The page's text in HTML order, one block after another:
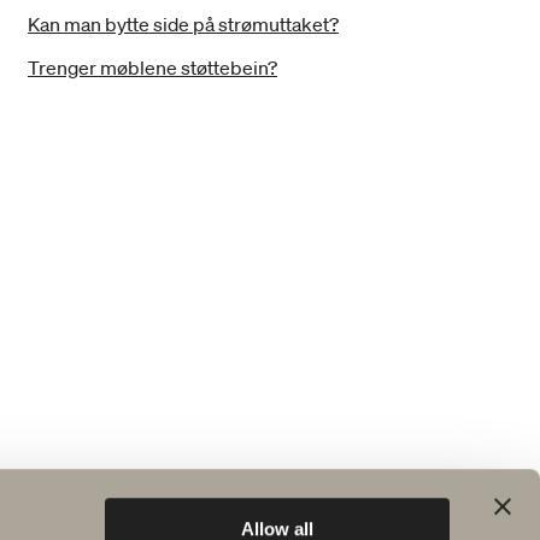
Allow all
Kan man bytte side på strømuttaket?
Trenger møblene støttebein?